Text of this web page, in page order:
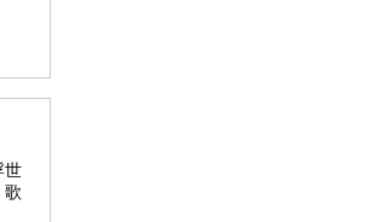
世
歌